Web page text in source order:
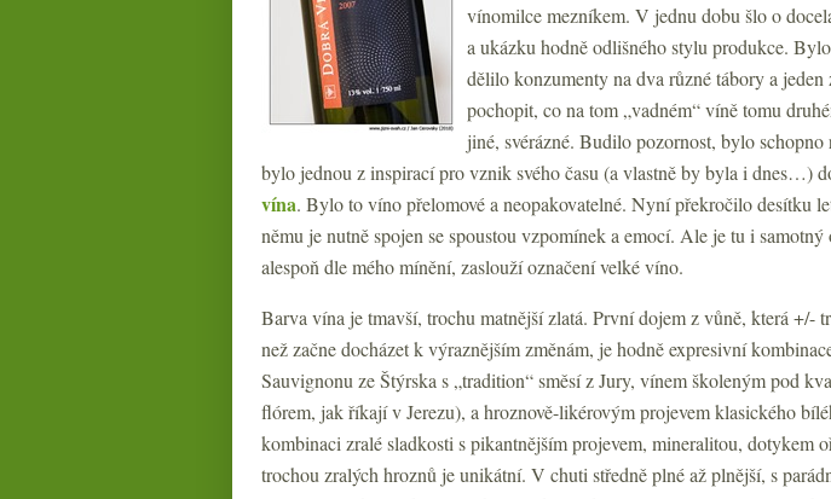
vínomilce mezníkem. V jednu dobu šlo o
a ukázku hodně odlišného stylu produkce.
dělilo konzumenty na dva různé tábory a jeden
pochopit, co na tom „vadném“ víně tomu
jiné, svérázné. Budilo pozornost, bylo schopno
bylo jednou z inspirací pro vznik svého času (a vlastně by byla i dnes…)
vína. Bylo to víno přelomové a neopakovatelné. Nyní překročilo desítku
němu je nutně spojen se spoustou vzpomínek a emocí. Ale je tu i
alespoň dle mého mínění, zaslouží označení velké víno.
Barva vína je tmavší, trochu matnější zlatá. První dojem z vůně, která +/-
než začne docházet k výraznějším změnám, je hodně expresivní
Sauvignonu ze Štýrska s „tradition“ směsí z Jury, vínem školeným pod
flórem, jak říkají v Jerezu), a hroznově-likérovým projevem klasického
kombinaci zralé sladkosti s pikantnějším projevem, mineralitou, dotykem
trochou zralých hroznů je unikátní. V chuti středně plné až plnější, s